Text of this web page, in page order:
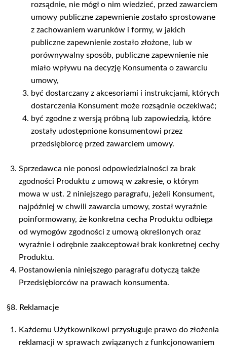
rozsądnie, nie mógł o nim wiedzieć, przed zawarciem
umowy publiczne zapewnienie zostało sprostowane
z zachowaniem warunków i formy, w jakich
publiczne zapewnienie zostało złożone, lub w
porównywalny sposób, publiczne zapewnienie nie
miało wpływu na decyzję Konsumenta o zawarciu
umowy,
być dostarczany z akcesoriami i instrukcjami, których
dostarczenia Konsument może rozsądnie oczekiwać;
być zgodne z wersją próbną lub zapowiedzią, które
zostały udostępnione konsumentowi przez
przedsiębiorcę przed zawarciem umowy.
Sprzedawca nie ponosi odpowiedzialności za brak
zgodności Produktu z umową w zakresie, o którym
mowa w ust. 2 niniejszego paragrafu, jeżeli Konsument,
najpóźniej w chwili zawarcia umowy, został wyraźnie
poinformowany, że konkretna cecha Produktu odbiega
od wymogów zgodności z umową określonych oraz
wyraźnie i odrębnie zaakceptował brak konkretnej cechy
Produktu.
Postanowienia niniejszego paragrafu dotyczą także
Przedsiębiorców na prawach konsumenta.
§8. Reklamacje
Każdemu Użytkownikowi przysługuje prawo do złożenia
reklamacji w sprawach związanych z funkcjonowaniem